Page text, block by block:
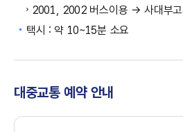
2001, 2002 버스이용 → 사대부고
택시 : 약 10~15분 소요
대중교통 예약 안내